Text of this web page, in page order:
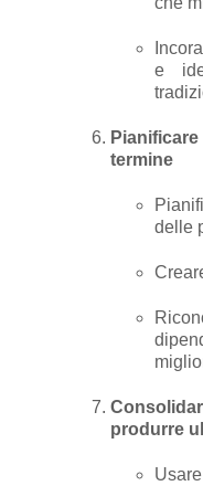
e
termine
delle
produrre